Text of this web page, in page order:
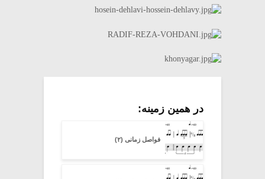
در همین زمینه:
فواصل زمانی (۲)